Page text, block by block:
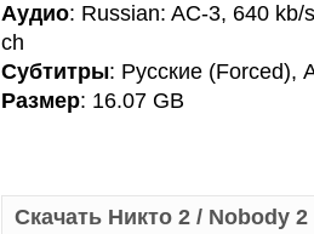
Аудио: Russian: AC-3, 640
ch
Субтитры: Русские (Forced),
Размер: 16.07 GB
Скачать Никто 2 / Nobody 2